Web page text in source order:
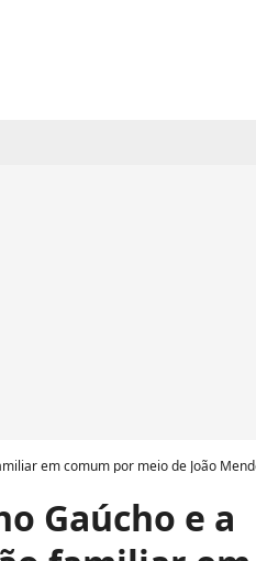
em comum por meio de João
Gaúcho e a